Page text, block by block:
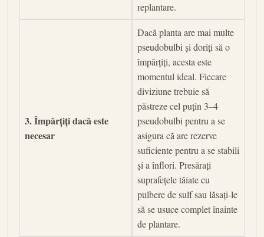
replantare.
3. Împărțiți dacă este
necesar
Dacă planta are mai multe
pseudobulbi și doriți să o
împărțiți, acesta este
momentul ideal. Fiecare
diviziune trebuie să
păstreze cel puțin 3–4
pseudobulbi pentru a se
asigura că are rezerve
suficiente pentru a se stabili
și a înflori. Presărați
suprafețele tăiate cu
pulbere de sulf sau lăsați-le
să se usuce complet înainte
de plantare.